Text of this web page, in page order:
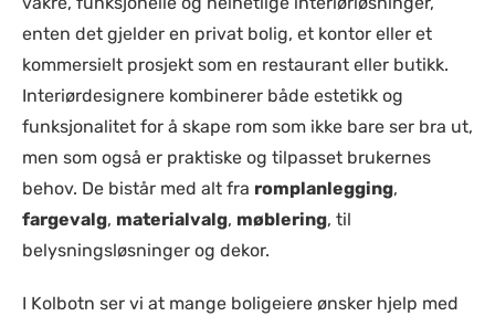
enten det gjelder en privat bolig, et kontor eller et
kommersielt prosjekt som en restaurant eller butikk.
Interiørdesignere kombinerer både estetikk og
funksjonalitet for å skape rom som ikke bare ser bra ut,
men som også er praktiske og tilpasset brukernes
behov. De bistår med alt fra romplanlegging,
fargevalg, materialvalg, møblering, til
belysningsløsninger og dekor.
I Kolbotn ser vi at mange boligeiere ønsker hjelp med